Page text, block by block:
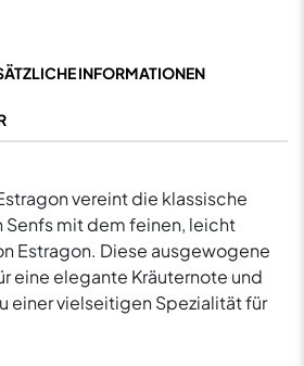
INFORMATIONEN
vereint die klassische
Senfs mit dem feinen, leicht
Estragon. Diese ausgewogene
eine elegante Kräuternote und
einer vielseitigen Spezialität für